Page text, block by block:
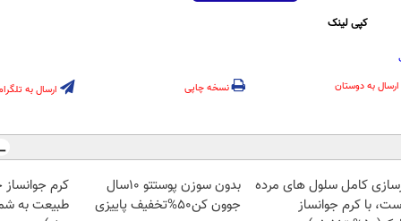
کپی لینک
ارسال به دوستان نسخه چاپی ارسال به
کامل سلول های مرده
با کرم جوانساز
بدون سوزن پوستتو 10سال
جوون کن50%تخفیف پاییزی
کرم
طبیعت به